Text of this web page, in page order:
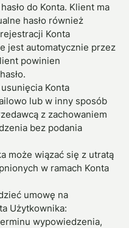
do Konta. Klient ma
hasło również
Konta
jest automatycznie przez
powinien
Konta
lub w inny sposób
z zachowaniem
bez podania
może wiązać się z utratą
w ramach Konta
umowę na
Użytkownika:
wypowiedzenia,